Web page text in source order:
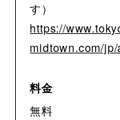
す）
https://
midtown.com/
料金
無料